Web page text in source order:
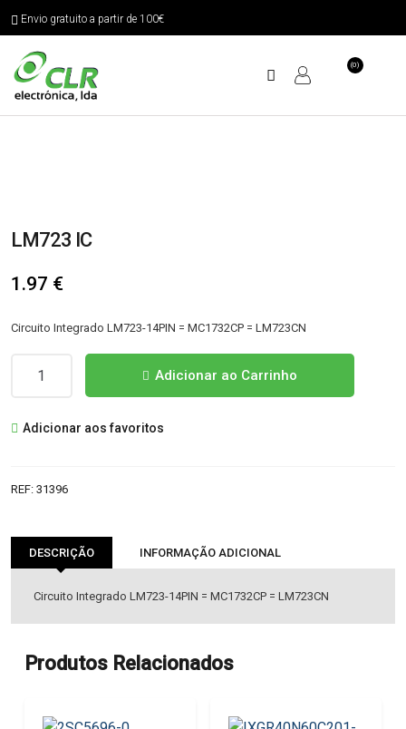
Envio gratuito a partir de 100€
(0)
LM723 IC
1.97 €
Circuito Integrado LM723-14PIN = MC1732CP = LM723CN
IC
Adicionar ao Carrinho
Adicionar aos favoritos
REF: 31396
DESCRIÇÃO INFORMAÇÃO ADICIONAL
Circuito Integrado LM723-14PIN = MC1732CP = LM723CN
Produtos Relacionados